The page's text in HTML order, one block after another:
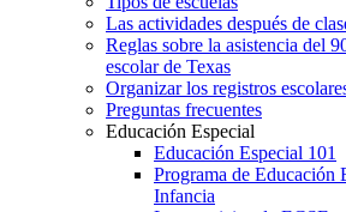
Las actividades después de
Reglas sobre la asistencia del
escolar de Texas
Organizar los registros
Preguntas frecuentes
Educación Especial
Educación Especial 101
Programa de Educación
Infancia